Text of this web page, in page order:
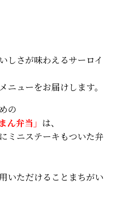
しさが味わえるサーロイ
ニューをお届けします。
の
ん弁当」 は、
ミニステーキもついた弁
いただけることまちがい